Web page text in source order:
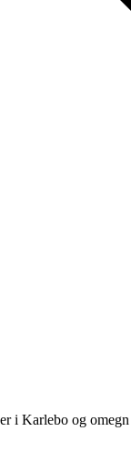
i Karlebo og omegn